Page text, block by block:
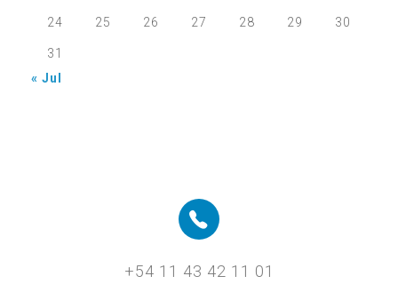
24 25 26 27 28 29 30
31
« Jul
+54 11 43 42 11 01